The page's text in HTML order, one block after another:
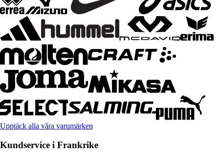
Upptäck alla våra varumärken
Kundservice i Frankrike